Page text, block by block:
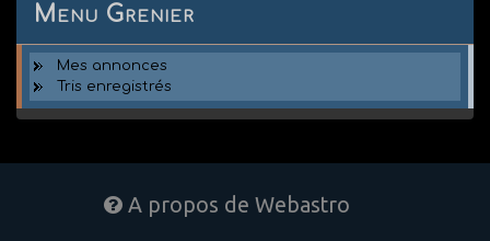
Menu Grenier
Mes annonces
Tris enregistrés
A propos de Webastro